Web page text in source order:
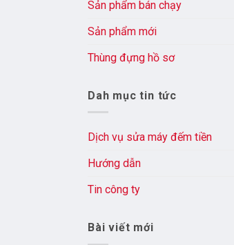
Sản phẩm bán chạy
Sản phẩm mới
Thùng đựng hồ sơ
Dah mục tin tức
Dịch vụ sửa máy đếm tiền
Hướng dẫn
Tin công ty
Bài viết mới